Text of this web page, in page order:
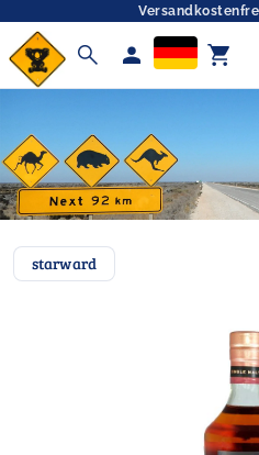
search person shopping_cart
starward